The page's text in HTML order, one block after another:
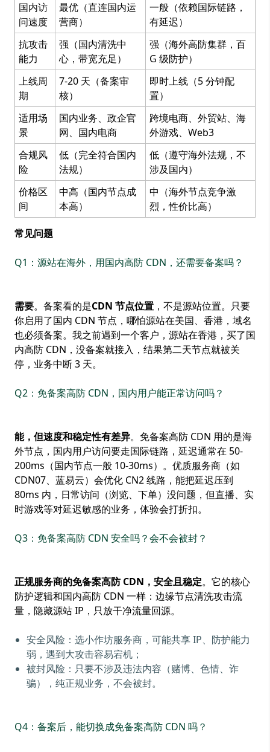
国内访
问速度
最优（直连国内运
营商）
一般（依赖国际链路，
有延迟）
抗攻击
能力
强（国内清洗中
心，带宽充足）
强（海外高防集群，百
G 级防护）
上线周
期
7-20 天（备案审
核）
即时上线（5 分钟配
置）
适用场
景
国内业务、政企官
网、国内电商
跨境电商、外贸站、海
外游戏、Web3
合规风
险
低（完全符合国内
法规）
低（遵守海外法规，不
涉及国内）
价格区
间
中高（国内节点成
本高）
中（海外节点竞争激
烈，性价比高）
常见问题
Q1：源站在海外，用国内高防 CDN，还需要备案吗？
需要。备案看的是CDN 节点位置 ，不是源站位置。只要
你启用了国内 CDN 节点，哪怕源站在美国、香港，域名
也必须备案。我之前遇到一个客户，源站在香港，买了国
内高防 CDN，没备案就接入，结果第二天节点就被关
停，业务中断 3 天。
Q2：免备案高防 CDN，国内用户能正常访问吗？
能，但速度和稳定性有差异。免备案高防 CDN 用的是海
外节点，国内用户访问要走国际链路，延迟通常在 50-
200ms（国内节点一般 10-30ms）。优质服务商（如
CDN07、蓝易云）会优化 CN2 线路，能把延迟压到
80ms 内，日常访问（浏览、下单）没问题，但直播、实
时游戏等对延迟敏感的业务，体验会打折扣。
Q3：免备案高防 CDN 安全吗？会不会被封？
正规服务商的免备案高防 CDN，安全且稳定。它的核心
防护逻辑和国内高防 CDN 一样：边缘节点清洗攻击流
量，隐藏源站 IP，只放干净流量回源。
安全风险：选小作坊服务商，可能共享 IP、防护能力
弱，遇到大攻击容易宕机；
被封风险：只要不涉及违法内容（赌博、色情、诈
骗），纯正规业务，不会被封。
Q4：备案后，能切换成免备案高防 CDN 吗？